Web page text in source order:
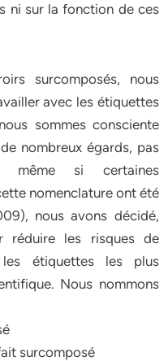
ni sur la fonction de ces
surcomposés, nous
avec les étiquettes
sommes consciente
nombreux égards, pas
même si certaines
nomenclature ont été
nous avons décidé,
les risques de
les étiquettes les plus
Nous nommons
surcomposé